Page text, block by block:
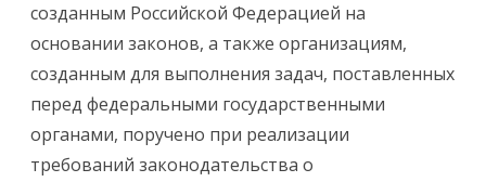
созданным Российской Федерацией на
основании законов, а также организациям,
созданным для выполнения задач, поставленных
перед федеральными государственными
органами, поручено при реализации
требований законодательства о